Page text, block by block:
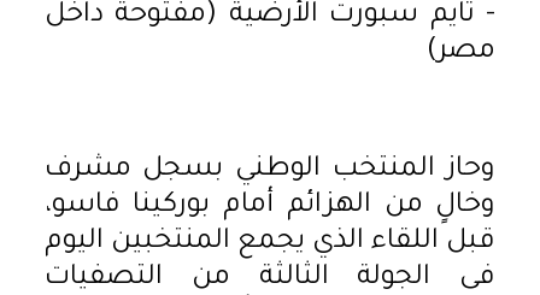
- تايم سبورت الأرضية (مفتوحة داخل
مصر)
وحاز المنتخب الوطني بسجل مشرف
وخالٍ من الهزائم أمام بوركينا فاسو،
قبل اللقاء الذي يجمع المنتخبين اليوم
فى الجولة الثالثة من التصفيات